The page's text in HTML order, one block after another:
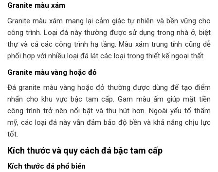
Granite màu xám
Granite màu xám mang lại cảm giác tự nhiên và bền vững cho
công trình. Loại đá này thường được sử dụng trong nhà ở, biệt
thự và cả các công trình hạ tầng. Màu xám trung tính cũng dễ
phối hợp với nhiều loại đá lát các loại trong thiết kế ngoại thất.
Granite màu vàng hoặc đỏ
Đá granite màu vàng hoặc đỏ thường được dùng để tạo điểm
nhấn cho khu vực bậc tam cấp. Gam màu ấm giúp mặt tiền
công trình trở nên nổi bật và thu hút hơn. Ngoài yếu tố thẩm
mỹ, các loại đá này vẫn đảm bảo độ bền và khả năng chịu lực
tốt.
Kích thước và quy cách đá bậc tam cấp
Kích thước đá phổ biến